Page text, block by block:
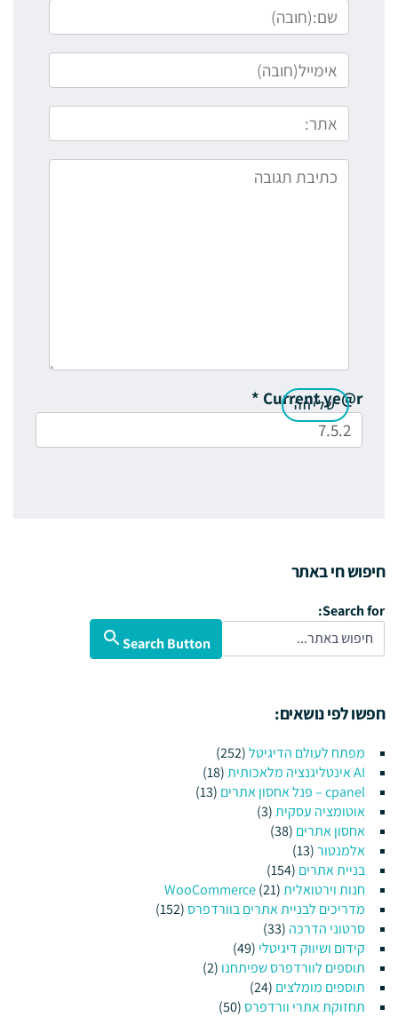
Current ye@r
*
חיפוש חי באתר
Search for:
Search Button
חפשו לפי נושאים:
מפתח לעולם הדיגיטל(252)
AI אינטליגנציה מלאכותית
(18)
cpanel – פנל אחסון אתרים
(13)
אוטומציה עסקית(3)
אחסון אתרים(38)
אלמנטור(13)
בניית אתרים(154)
חנות וירטואלית WooCommerce(21)
מדריכים לבניית אתרים בוורדפרס(152)
סרטוני הדרכה(33)
קידום ושיווק דיגיטלי(49)
תוספים לוורדפרס שפיתחנו(2)
תוספים מומלצים(24)
תחזוקת אתרי וורדפרס(50)